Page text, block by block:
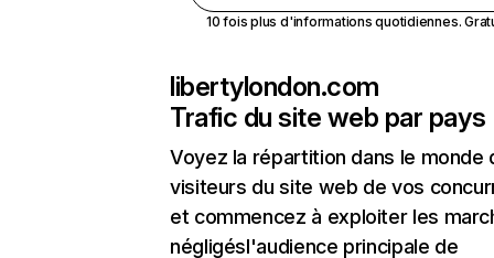
10 fois plus d'informations quotidiennes.
libertylondon.com
Trafic du site web par pays
Voyez la répartition dans le monde
visiteurs du site web de vos
et commencez à exploiter les
négligésl'audience principale de